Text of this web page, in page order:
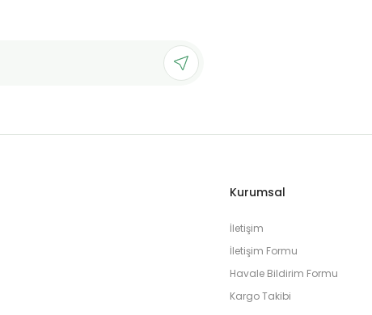
Kurumsal
İletişim
İletişim Formu
Havale Bildirim Formu
Kargo Takibi